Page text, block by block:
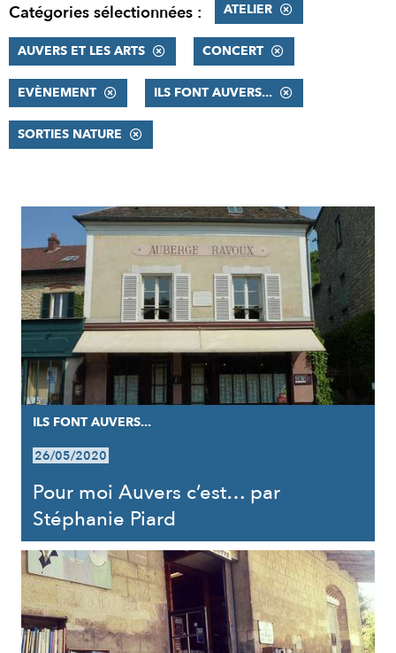
Catégories sélectionnées : ATELIER
AUVERS ET LES ARTS CONCERT
EVÈNEMENT ILS FONT AUVERS...
SORTIES NATURE
RÉSULTATS
ILS FONT AUVERS...
26/05/2020
Pour moi Auvers c’est… par
Stéphanie Piard